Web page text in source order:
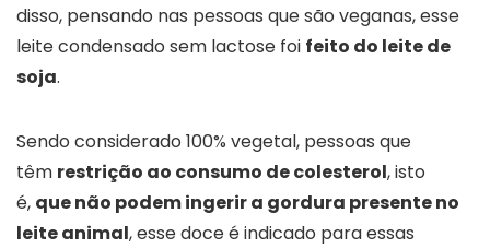
disso, pensando nas pessoas que são veganas, esse
leite condensado sem lactose foi feito do leite de
soja.
Sendo considerado 100% vegetal, pessoas que
têm restrição ao consumo de colesterol, isto
é, que não podem ingerir a gordura presente no
leite animal, esse doce é indicado para essas